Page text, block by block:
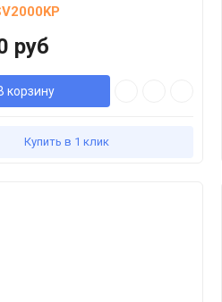
руб
корзину
Купить в 1 клик